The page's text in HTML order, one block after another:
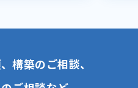
構築のご相談、